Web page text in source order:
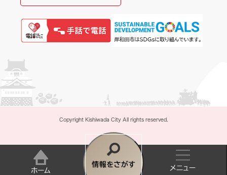
情
Copyright Kishiwada City All rights reserved.